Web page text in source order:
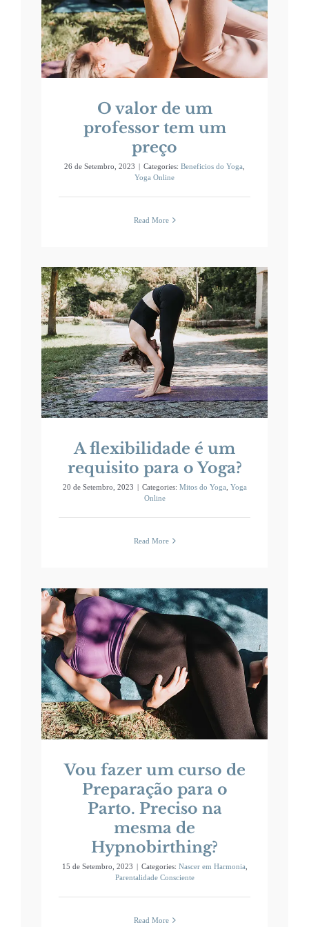
O valor de um
professor tem um
preço
26 de Setembro, 2023 | Categories: Beneficios do Yoga
Yoga Online
Read More
A flexibilidade é um
requisito para o Yoga?
20 de Setembro, 2023 | Categories: Mitos do Yoga Yoga
Online
Read More
Vou fazer um curso de
Preparação para o
Parto. Preciso na
mesma de
Hypnobirthing?
15 de Setembro, 2023 | Categories: Nascer em Harmonia
Parentalidade Consciente
Read More